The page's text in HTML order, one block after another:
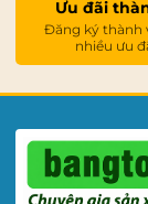
Điện
Tại TP. Hồ
Tại Đà
TP. Đà Nẵng
Ưu đãi
Đăng ký thành
nhiều ưu